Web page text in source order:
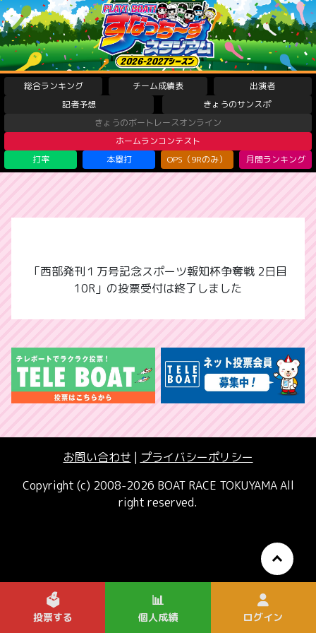
総合ランキング チーム成績表
出演者
記者予想
きょうのサンスポ
きょうのボートレースオンライン
ホームランコンテスト
打率
本塁打 OPS（9Rのみ） 月間ランキング
「西部発刊１万号記念スポーツ報知杯争奪戦 2日目
10R」の投票受付は終了しました
お問い合わせ | プライバシーポリシー
Copyright (c) 2008-2026 BOAT RACE TOKUYAMA All
right reserved.
🗳️
投票する
📊
個人成績 ログイン